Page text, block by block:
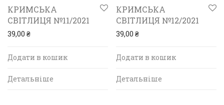
КРИМСЬКА
СВІТЛИЦЯ №11/2021
39,00 ₴
Додати в кошик
Детальніше
КРИМСЬКА
СВІТЛИЦЯ №12/2021
39,00 ₴
Додати в кошик
Детальніше